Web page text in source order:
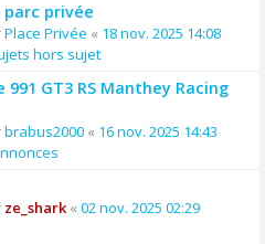
parc privée
Place Privée « 18 nov. 2025 14:08
hors sujet
991 GT3 RS Manthey Racing
brabus2000 « 16 nov. 2025 14:43
ze_shark« 02 nov. 2025 02:29